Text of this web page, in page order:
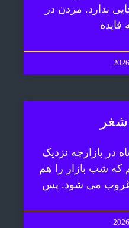
ندارد. مردن در
در بازارچه نزدیک
که شب بازار را هم